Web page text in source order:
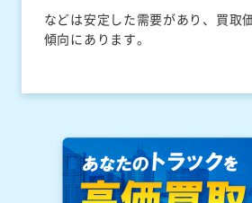
などは安定した需要があり、買取
傾向にあります。